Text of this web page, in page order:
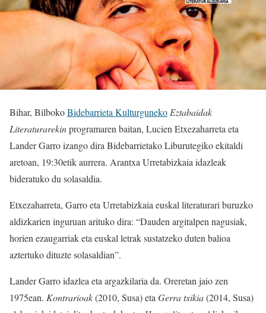
Bihar, BilbokoBidebarrieta KulturgunekoEztabaidak
Literaturarekinprogramaren baitan, Lucien Etxezaharreta eta
Lander Garro izango dira Bidebarrietako Liburutegiko ekitaldi
aretoan, 19:30etik aurrera. Arantxa Urretabizkaia idazleak
bideratuko du solasaldia.
Etxezaharreta, Garro eta Urretabizkaia euskal literaturari buruzko
aldizkarien inguruan arituko dira: “Dauden argitalpen nagusiak,
horien ezaugarriak eta euskal letrak sustatzeko duten balioa
aztertuko dituzte solasaldian”.
Lander Garro idazlea eta argazkilaria da. Oreretan jaio zen
1975ean. Kontrarioak(2010, Susa) etaGerra txikia(2014, Susa)